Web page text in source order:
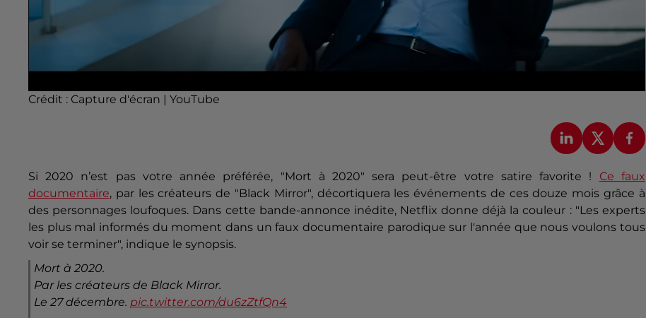
Crédit : Capture d'écran | YouTube
Si 2020 n’est pas votre année préférée, "Mort à 2020" sera peut-être votre satire favorite ! Ce faux
documentaire, par les créateurs de "Black Mirror", décortiquera les événements de ces douze mois grâce à
des personnages loufoques. Dans cette bande-annonce inédite, Netflix donne déjà la couleur : "Les experts
les plus mal informés du moment dans un faux documentaire parodique sur l'année que nous voulons tous
voir se terminer", indique le synopsis.
Mort à 2020.
Par les créateurs de Black Mirror.
Le 27 décembre. pic.twitter.com/du6zZtfQn4